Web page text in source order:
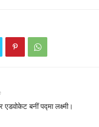
बनीं पद्मा लक्ष्मी।